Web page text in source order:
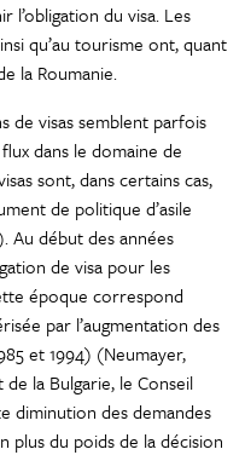
l’obligation du visa. Les
qu’au tourisme ont, quant
la Roumanie.
de visas semblent parfois
dans le domaine de
sont, dans certains cas,
de politique d’asile
Au début des années
de visa pour les
époque correspond
par l’augmentation des
et 1994) (Neumayer,
la Bulgarie, le Conseil
diminution des demandes
plus du poids de la décision